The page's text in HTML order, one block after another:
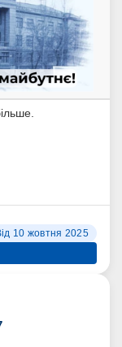
10 жовтня 2025